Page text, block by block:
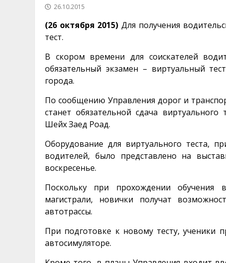
26.10.2015
(26 октября 2015) Для получения
тест.
В скором времени для соискателей
обязательный экзамен – виртуальный
города.
По сообщению Управления дорог и
станет обязательной сдача
Шейх Заед Роад.
Оборудование для виртуального теста,
водителей, было представлено на
воскресенье.
Поскольку при прохождении
магистрали, новички получат
автотрассы.
При подготовке к новому тесту, ученики
автосимуляторе.